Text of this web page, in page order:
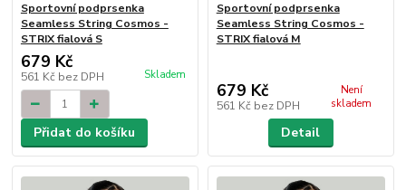
Sportovní podprsenka
Seamless String Cosmos -
STRIX fialová S
679 Kč
561 Kč bez DPH Skladem
Přidat do košíku
Sportovní podprsenka
Seamless String Cosmos -
STRIX fialová M
679 Kč
561 Kč bez DPH
Není
skladem
Detail